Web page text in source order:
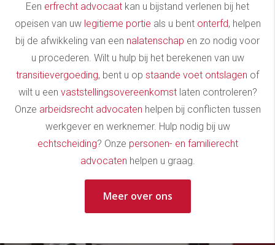
Een erfrecht advocaat kan u bijstand verlenen bij het
opeisen van uw legitieme portie als u bent onterfd, helpen
bij de afwikkeling van een nalatenschap en zo nodig voor
u procederen. Wilt u hulp bij het berekenen van uw
transitievergoeding, bent u op staande voet ontslagen of
wilt u een vaststellingsovereenkomstlaten controleren?
Onze arbeidsrecht advocaten helpen bij conflicten tussen
werkgever en werknemer. Hulp nodig bij uw
echtscheiding? Onze personen- en familierecht
advocaten helpen u graag.
Meer over ons